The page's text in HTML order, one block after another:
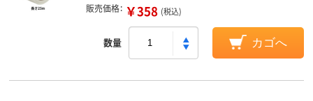
販売価格： ￥358 (税込)
数量 カゴへ